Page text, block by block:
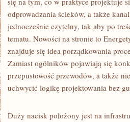
odprowadzania ścieków, a także
jednocześnie czytelny, tak aby po
tematu. Nowości na stronie to
znajduje się idea porządkowania
Zamiast ogólników pojawiają się
przepustowość przewodów, a także
uchwycić logikę projektowania bez
Duży nacisk położony jest na